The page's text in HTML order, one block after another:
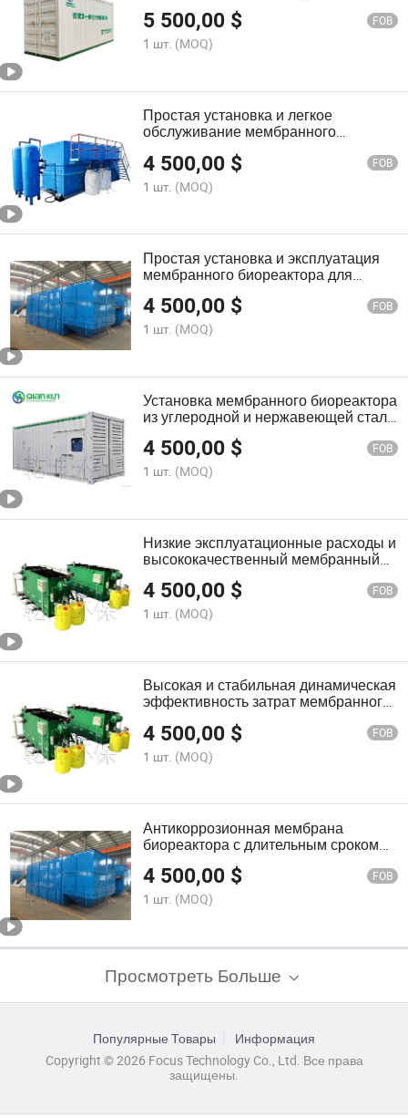
5 500,00 $ FOB
1 шт. (MOQ)
Простая установка и легкое
обслуживание мембранного
сточных вод в домашних условиях
4 500,00 $ FOB
1 шт. (MOQ)
Простая установка и эксплуатация
мембранного биореактора для
промышленной сточной воды и
очистных сооружений для
муниципальных сточных вод
4 500,00 $ FOB
1 шт. (MOQ)
Установка мембранного биореактора
из углеродной и нержавеющей стали
с автоматическим управлением для
очистных сооружений
4 500,00 $ FOB
1 шт. (MOQ)
Низкие эксплуатационные расходы и
высококачественный мембранный
биореактор для очистки сточных вод
на промышленных предприятиях
4 500,00 $ FOB
1 шт. (MOQ)
Высокая и стабильная динамическая
эффективность затрат мембранного
сооружений промышленных сточных
вод
4 500,00 $ FOB
1 шт. (MOQ)
Антикоррозионная мембрана
биореактора с длительным сроком
службы для очистных сооружений
промышленных сточных вод
4 500,00 $ FOB
1 шт. (MOQ)
Просмотреть Больше
Популярные Товары
Информация
Copyright © 2026 Focus Technology Co., Ltd. Все права
защищены.